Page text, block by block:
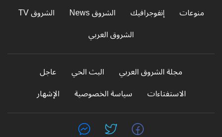
منوعات
إنفوجرافيك الشروق News
الشروق TV
الشروق العربي
مجلة الشروق العربي البث الحي
عاجل
الاستفتاءات
سياسة الخصوصية الإشهار